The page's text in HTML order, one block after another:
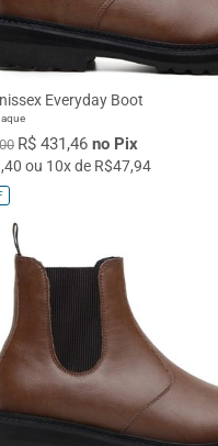
Everyday Boot
R$ 431,46 no Pix
ou 10x de R$47,94